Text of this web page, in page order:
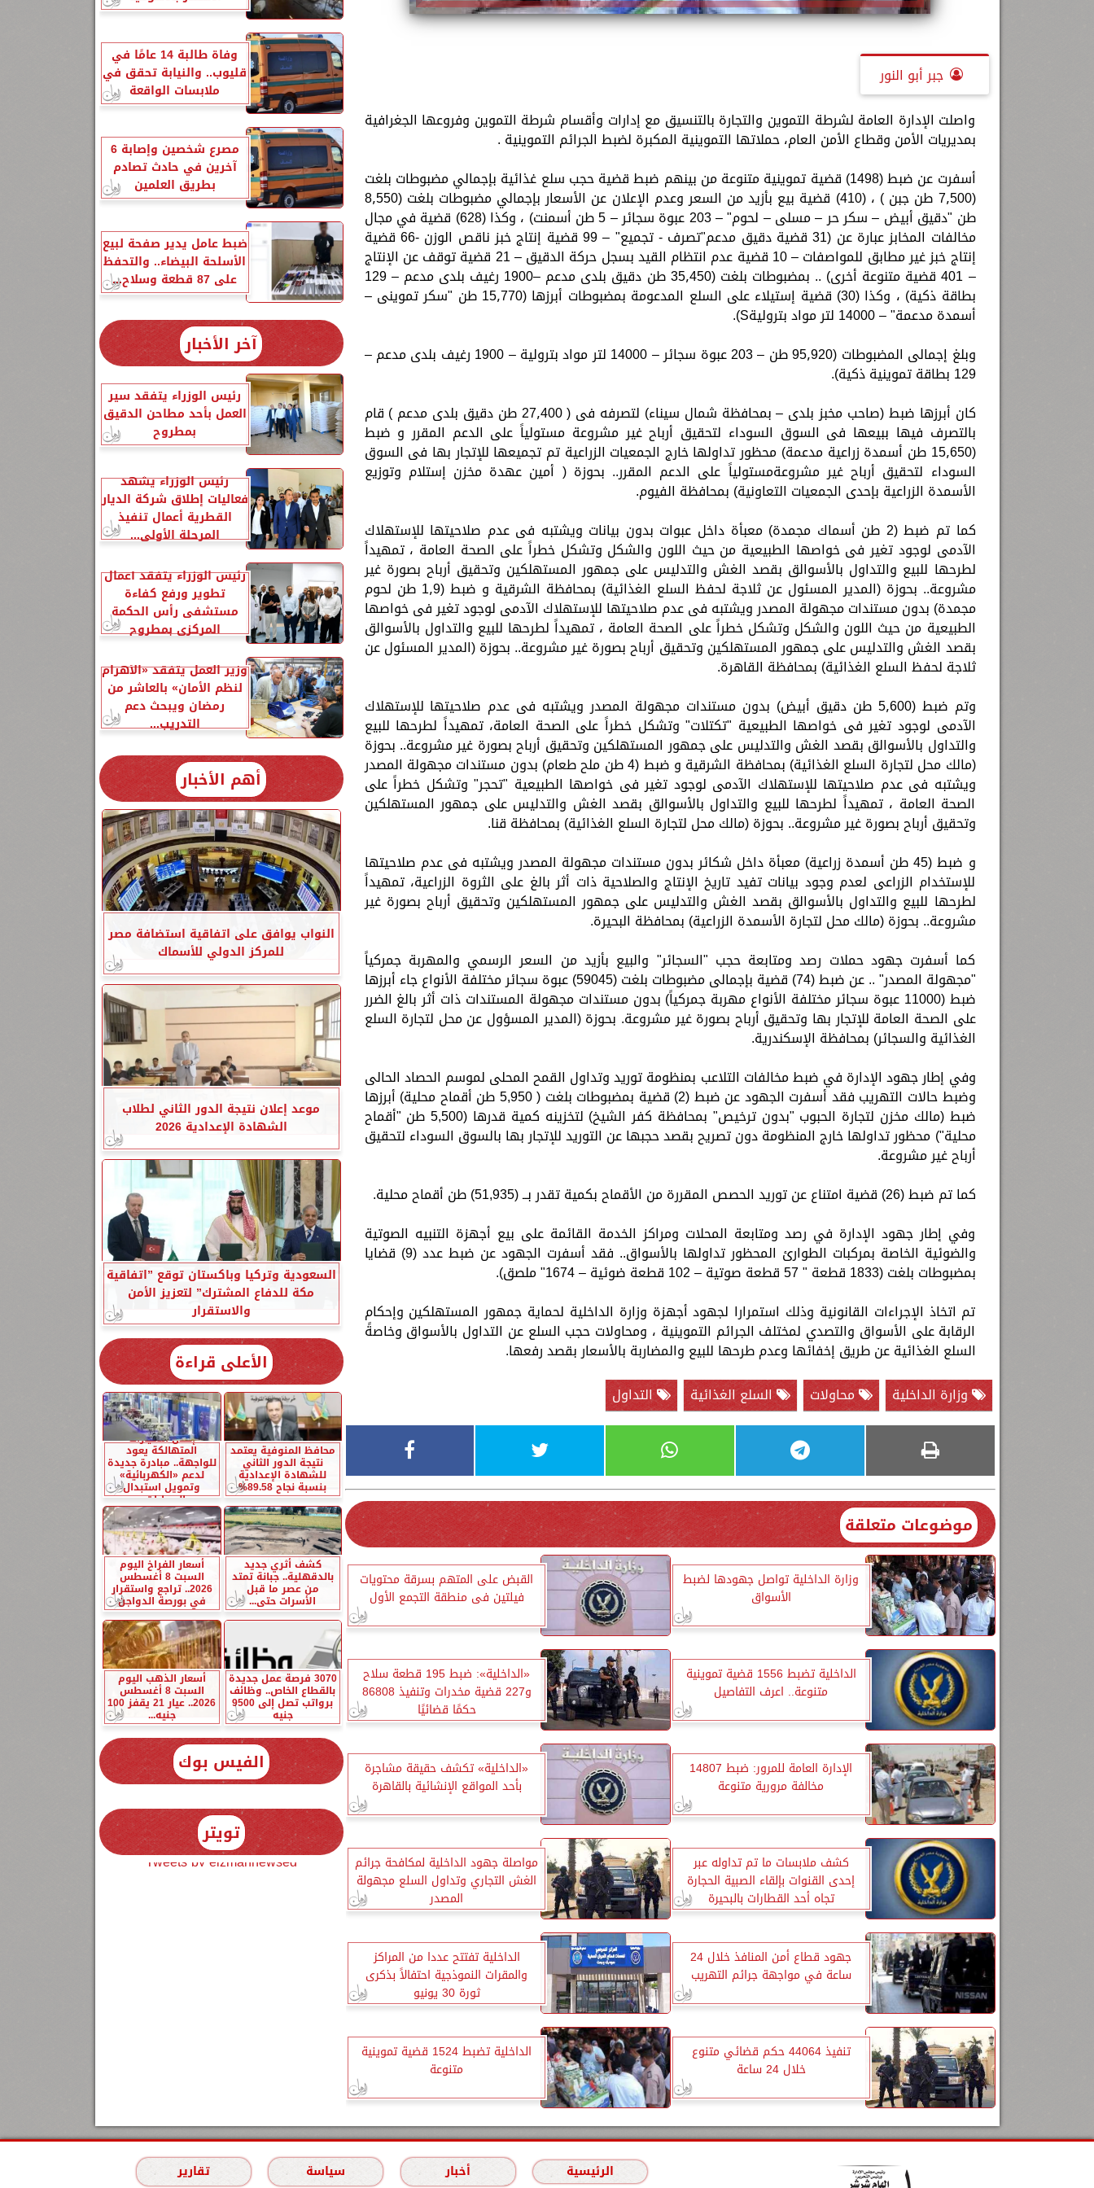
جبر أبو النور
واصلت الإدارة العامة لشرطة التموين والتجارة بالتنسيق مع إدارات وأقسام شرطة التموين وفروعها الجغرافية
بمديريات الأمن وقطاع الأمن العام، حملاتها التموينية المكبرة لضبط الجرائم التموينية .
أسفرت عن ضبط (1498) قضية تموينية متنوعة من بينهم ضبط قضية حجب سلع غذائية بإجمالي مضبوطات بلغت
(7٫500 طن جبن ) ، (410) قضية بيع بأزيد من السعر وعدم الإعلان عن الأسعار بإجمالي مضبوطات بلغت (8٫550
طن "دقيق أبيض – سكر حر – مسلى – لحوم" – 203 عبوة سجائر – 5 طن أسمنت) ، وكذا (628) قضية في مجال
مخالفات المخابز عبارة عن (31 قضية دقيق مدعم"تصرف - تجميع" – 99 قضية إنتاج خبز ناقص الوزن -66 قضية
إنتاج خبز غير مطابق للمواصفات – 10 قضية عدم انتظام القيد بسجل حركة الدقيق – 21 قضية توقف عن الإنتاج
– 401 قضية متنوعة أخرى) .. بمضبوطات بلغت (35٫450 طن دقيق بلدى مدعم –1900 رغيف بلدى مدعم – 129
بطاقة ذكية) ، وكذا (30) قضية إستيلاء على السلع المدعومة بمضبوطات أبرزها (15٫770 طن "سكر تموينى –
أسمدة مدعمة" – 14000 لتر مواد بتروليةS).
وبلغ إجمالى المضبوطات (95٫920 طن – 203 عبوة سجائر – 14000 لتر مواد بترولية – 1900 رغيف بلدى مدعم –
129 بطاقة تموينية ذكية).
كان أبرزها ضبط (صاحب مخبز بلدى – بمحافظة شمال سيناء) لتصرفه فى ( 27٫400 طن دقيق بلدى مدعم ) قام
بالتصرف فيها ببيعها فى السوق السوداء لتحقيق أرباح غير مشروعة مستولياً على الدعم المقرر و ضبط
(15٫650 طن أسمدة زراعية مدعمة) محظور تداولها خارج الجمعيات الزراعية تم تجميعها للإتجار بها فى السوق
السوداء لتحقيق أرباح غير مشروعةمستولياً على الدعم المقرر.. بحوزة ( أمين عهدة مخزن إستلام وتوزيع
الأسمدة الزراعية بإحدى الجمعيات التعاونية) بمحافظة الفيوم.
كما تم ضبط (2 طن أسماك مجمدة) معبأة داخل عبوات بدون بيانات ويشتبه فى عدم صلاحيتها للإستهلاك
الآدمى لوجود تغير فى خواصها الطبيعية من حيث اللون والشكل وتشكل خطراً على الصحة العامة ، تمهيداً
لطرحها للبيع والتداول بالأسوالق بقصد الغش والتدليس على جمهور المستهلكين وتحقيق أرباح بصورة غير
مشروعة.. بحوزة (المدير المسئول عن ثلاجة لحفظ السلع الغذائية) بمحافظة الشرقية و ضبط (1٫9 طن لحوم
مجمدة) بدون مستندات مجهولة المصدر ويشتبه فى عدم صلاحيتها للإستهلاك الآدمى لوجود تغير فى خواصها
الطبيعية من حيث اللون والشكل وتشكل خطراً على الصحة العامة ، تمهيداً لطرحها للبيع والتداول بالأسوالق
بقصد الغش والتدليس على جمهور المستهلكين وتحقيق أرباح بصورة غير مشروعة.. بحوزة (المدير المسئول عن
ثلاجة لحفظ السلع الغذائية) بمحافظة القاهرة.
وتم ضبط (5٫600 طن دقيق أبيض) بدون مستندات مجهولة المصدر ويشتبه فى عدم صلاحيتها للإستهلاك
الآدمى لوجود تغير فى خواصها الطبيعية "تكتلات" وتشكل خطراً على الصحة العامة، تمهيداً لطرحها للبيع
والتداول بالأسوالق بقصد الغش والتدليس على جمهور المستهلكين وتحقيق أرباح بصورة غير مشروعة.. بحوزة
(مالك محل لتجارة السلع الغذائية) بمحافظة الشرقية و ضبط (4 طن ملح طعام) بدون مستندات مجهولة المصدر
ويشتبه فى عدم صلاحيتها للإستهلاك الآدمى لوجود تغير فى خواصها الطبيعية "تحجر" وتشكل خطراً على
الصحة العامة ، تمهيداً لطرحها للبيع والتداول بالأسوالق بقصد الغش والتدليس على جمهور المستهلكين
وتحقيق أرباح بصورة غير مشروعة.. بحوزة (مالك محل لتجارة السلع الغذائية) بمحافظة قنا.
و ضبط (45 طن أسمدة زراعية) معبأة داخل شكائر بدون مستندات مجهولة المصدر ويشتبه فى عدم صلاحيتها
للإستخدام الزراعى لعدم وجود بيانات تفيد تاريخ الإنتاج والصلاحية ذات أثر بالغ على الثروة الزراعية، تمهيداً
لطرحها للبيع والتداول بالأسوالق بقصد الغش والتدليس على جمهور المستهلكين وتحقيق أرباح بصورة غير
مشروعة.. بحوزة (مالك محل لتجارة الأسمدة الزراعية) بمحافظة البحيرة.
كما أسفرت جهود حملات رصد ومتابعة حجب "السجائر" والبيع بأزيد من السعر الرسمي والمهربة جمركياً
"مجهولة المصدر" .. عن ضبط (74) قضية بإجمالى مضبوطات بلغت (59045) عبوة سجائر مختلفة الأنواع جاء أبرزها
ضبط (11000 عبوة سجائر مختلفة الأنواع مهربة جمركياً) بدون مستندات مجهولة المستندات ذات أثر بالغ الضرر
على الصحة العامة للإتجار بها وتحقيق أرباح بصورة غير مشروعة. بحوزة (المدير المسؤول عن محل لتجارة السلع
الغذائية والسجائر) بمحافظة الإسكندرية.
وفي إطار جهود الإدارة في ضبط مخالفات التلاعب بمنظومة توريد وتداول القمح المحلى لموسم الحصاد الحالى
وضبط حالات التهريب فقد أسفرت الجهود عن ضبط (2) قضية بمضبوطات بلغت ( 5,950 طن أقماح محلية) أبرزها
ضبط (مالك مخزن لتجارة الحبوب "بدون ترخيص" بمحافظة كفر الشيخ) لتخزينه كمية قدرها (5,500 طن "أقماح
محلية") محظور تداولها خارج المنظومة دون تصريح بقصد حجبها عن التوريد للإتجار بها بالسوق السوداء لتحقيق
أرباح غير مشروعة.
كما تم ضبط (26) قضية امتناع عن توريد الحصص المقررة من الأقماح بكمية تقدر بــ (51,935) طن أقماح محلية.
وفي إطار جهود الإدارة في رصد ومتابعة المحلات ومراكز الخدمة القائمة على بيع أجهزة التنبيه الصوتية
والضوئية الخاصة بمركبات الطوارئ المحظور تداولها بالأسواق.. فقد أسفرت الجهود عن ضبط عدد (9) قضايا
بمضبوطات بلغت (1833 قطعة " 57 قطعة صوتية – 102 قطعة ضوئية – 1674" ملصق).
تم اتخاذ الإجراءات القانونية وذلك استمرارا لجهود أجهزة وزارة الداخلية لحماية جمهور المستهلكين وإحكام
الرقابة على الأسواق والتصدي لمختلف الجرائم التموينية ، ومحاولات حجب السلع عن التداول بالأسواق وخاصةً
السلع الغذائية عن طريق إخفائها وعدم طرحها للبيع والمضاربة بالأسعار بقصد رفعها.
وزارة الداخلية
محاولات السلع الغذائية التداول
موضوعات متعلقة
وزارة الداخلية تواصل جهودها لضبط
الأسواق
القبض على المتهم بسرقة محتويات
فيلتين فى منطقة التجمع الأول
الداخلية تضبط 1556 قضية تموينية
متنوعة.. اعرف التفاصيل
«الداخلية»: ضبط 195 قطعة سلاح
و227 قضية مخدرات وتنفيذ 86808
حكمًا قضائيًا
الإدارة العامة للمرور: ضبط 14807
مخالفة مرورية متنوعة
«الداخلية» تكشف حقيقة مشاجرة
بأحد المواقع الإنشائية بالقاهرة
كشف ملابسات ما تم تداوله عبر
إحدى القنوات بإلقاء الصبية الحجارة
تجاه أحد القطارات بالبحيرة
مواصلة جهود الداخلية لمكافحة جرائم
الغش التجاري وتداول السلع مجهولة
المصدر
جهود قطاع أمن المنافذ خلال 24
ساعة في مواجهة جرائم التهريب
الداخلية تفتتح عددا من المراكز
والمقرات النموذجية احتفالاً بذكرى
ثورة 30 يونيو
تنفيذ 44064 حكم قضائي متنوع
خلال 24 ساعة
الداخلية تضبط 1524 قضية تموينية
متنوعة
وفاة طالبة 14 عامًا في
قليوب.. والنيابة تحقق في
ملابسات الواقعة
مصرع شخصين وإصابة 6
آخرين في حادث تصادم
بطريق العلمين
ضبط عامل يدير صفحة لبيع
الأسلحة البيضاء.. والتحفظ
على 87 قطعة وسلاح...
آخر الأخبار
رئيس الوزراء يتفقد سير
العمل بأحد مطاحن الدقيق
بمطروح
رئيس الوزراء يشهد
فعاليات إطلاق شركة الديار
القطرية أعمال تنفيذ
المرحلة الأولى...
رئيس الوزراء يتفقد أعمال
تطوير ورفع كفاءة
مستشفى رأس الحكمة
المركزي بمطروح
وزير العمل يتفقد «الأهرام
لنظم الأمان» بالعاشر من
رمضان ويبحث دعم
التدريب...
أهم الأخبار
النواب يوافق على اتفاقية استضافة مصر
للمركز الدولي للأسماك
موعد إعلان نتيجة الدور الثاني لطلاب
الشهادة الإعدادية 2026
السعودية وتركيا وباكستان توقع ”اتفاقية
مكة للدفاع المشترك” لتعزيز الأمن
والاستقرار
الأعلى قراءة
محافظ المنوفية يعتمد
نتيجة الدور الثاني
للشهادة الإعدادية
بنسبة نجاح 89.58%
إحلال السيارات
المتهالكة يعود
للواجهة.. مبادرة جديدة
لدعم «الكهربائية»
وتمويل استبدال
السيارات...
كشف أثري جديد
بالدقهلية.. جبانة تمتد
من عصر ما قبل
الأسرات حتى...
أسعار الفراخ اليوم
السبت 8 أغسطس
2026.. تراجع واستقرار
في بورصة الدواجن
3070 فرصة عمل جديدة
بالقطاع الخاص.. وظائف
برواتب تصل إلى 9500
جنيه
أسعار الذهب اليوم
السبت 8 أغسطس
2026.. عيار 21 يقفز 100
جنيه...
الفيس بوك
تويتر
Tweets by elzmannewseg
الرئيسية أخبار سياسة تقارير